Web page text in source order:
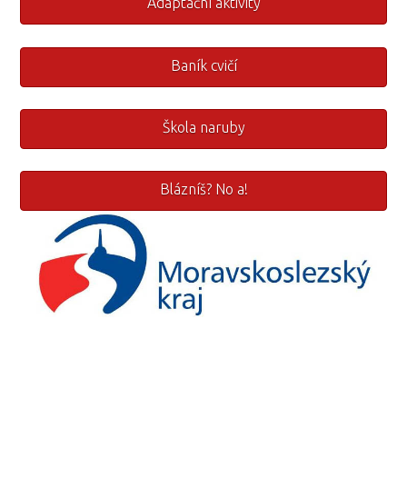
Baník cvičí
Škola naruby
Blázníš? No a!